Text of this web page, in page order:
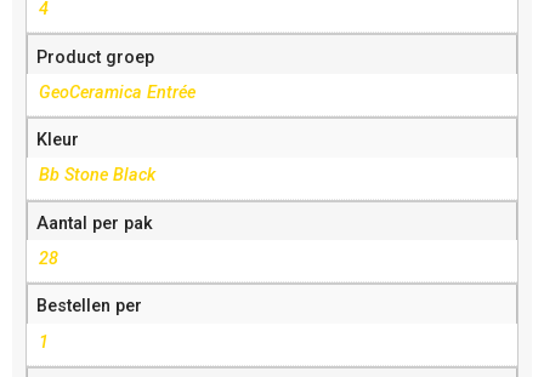
4
Product groep
GeoCeramica Entrée
Kleur
Bb Stone Black
Aantal per pak
28
Bestellen per
1